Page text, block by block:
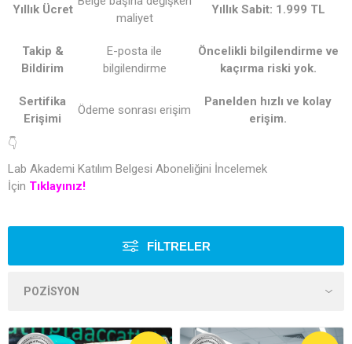
Yıllık Ücret
maliyet
Yıllık Sabit: 1.999 TL
Takip &
Bildirim
E-posta ile
bilgilendirme
Öncelikli bilgilendirme ve
kaçırma riski yok.
Sertifika
Erişimi
Ödeme sonrası erişim
Panelden hızlı ve kolay
erişim.
👇
Lab Akademi Katılım Belgesi Aboneliğini İncelemek
İçin Tıklayınız!
FILTRELER